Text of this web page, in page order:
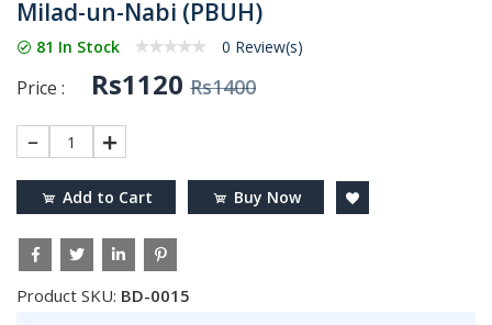
Milad-un-Nabi (PBUH)
81 In Stock 0 Review(s)
Price : Rs1120 Rs1400
1
Add to Cart Buy Now
Product SKU: BD-0015